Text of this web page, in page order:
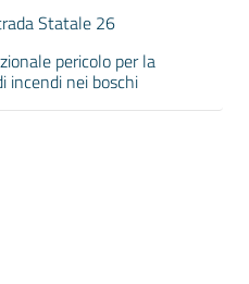
Statale 26
pericolo per la
incendi nei boschi